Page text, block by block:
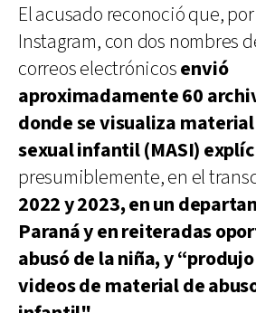
El acusado reconoció que,
Instagram, con dos nombres
correos electrónicosenvió
aproximadamente 60
donde se visualiza
sexual infantil (MASI)
presumiblemente, en el
2022 y 2023, en un
Paraná y en reiteradas
abusó de la niña, y
videos de material de